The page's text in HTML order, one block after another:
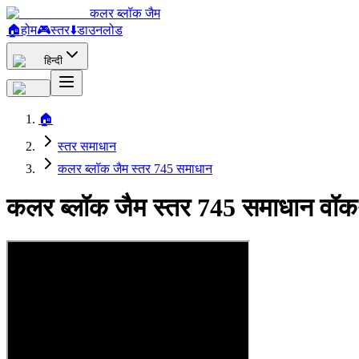
कलर ब्लॉक जैम
🏠होम🎮स्तर⬇️डाउनलोड
हिन्दी
🏠
स्तर समाधान
कलर ब्लॉक जैम स्तर 745 समाधान
कलर ब्लॉक जैम स्तर 745 समाधान